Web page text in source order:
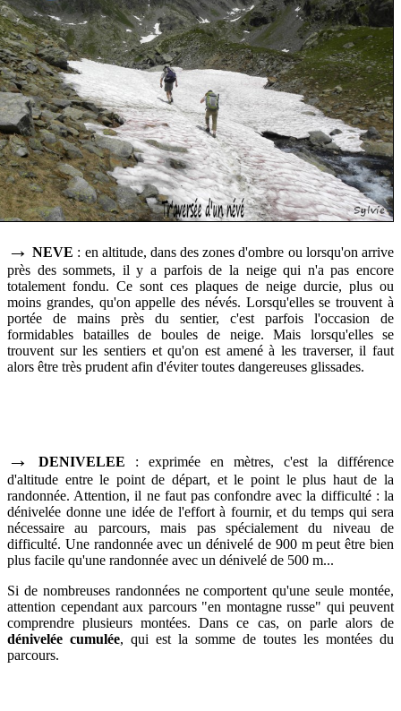
→ NEVE : en altitude, dans des zones d'ombre ou lorsqu'on arrive
près des sommets, il y a parfois de la neige qui n'a pas encore
totalement fondu. Ce sont ces plaques de neige durcie, plus ou
moins grandes, qu'on appelle des névés. Lorsqu'elles se trouvent à
portée de mains près du sentier, c'est parfois l'occasion de
formidables batailles de boules de neige. Mais lorsqu'elles se
trouvent sur les sentiers et qu'on est amené à les traverser, il faut
alors être très prudent afin d'éviter toutes dangereuses glissades.
→ DENIVELEE : exprimée en mètres, c'est la différence
d'altitude entre le point de départ, et le point le plus haut de la
randonnée. Attention, il ne faut pas confondre avec la difficulté : la
dénivelée donne une idée de l'effort à fournir, et du temps qui sera
nécessaire au parcours, mais pas spécialement du niveau de
difficulté. Une randonnée avec un dénivelé de 900 m peut être bien
plus facile qu'une randonnée avec un dénivelé de 500 m...
Si de nombreuses randonnées ne comportent qu'une seule montée,
attention cependant aux parcours "en montagne russe" qui peuvent
comprendre plusieurs montées. Dans ce cas, on parle alors de
dénivelée cumulée, qui est la somme de toutes les montées du
parcours.